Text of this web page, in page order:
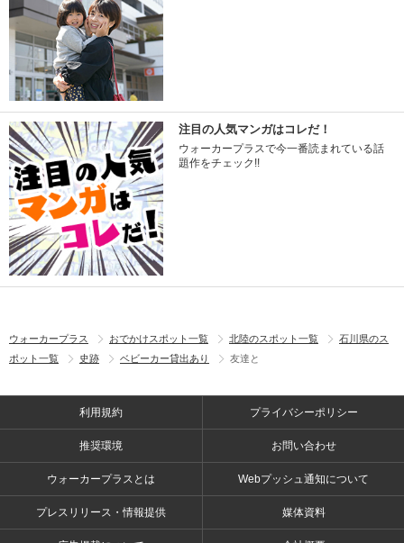
注目の人気マンガはコレだ！
ウォーカープラスで今一番読まれている話
題作をチェック!!
ウォーカープラス おでかけスポット一覧 北陸のスポット一覧
石川県のス
ポット一覧
史跡 ベビーカー貸出あり 友達と
利用規約 プライバシーポリシー
推奨環境 お問い合わせ
ウォーカープラスとは Webプッシュ通知について
プレスリリース・情報提供 媒体資料